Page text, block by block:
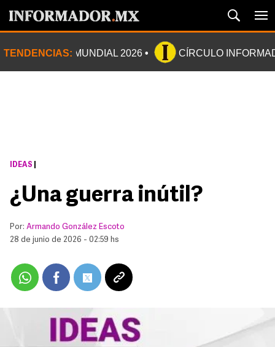
TENDENCIAS: MUNDIAL 2026 CÍRCULO
IDEAS
¿Una guerra inútil?
Por: Armando González Escoto
28 de junio de 2026 - 02:59 hs